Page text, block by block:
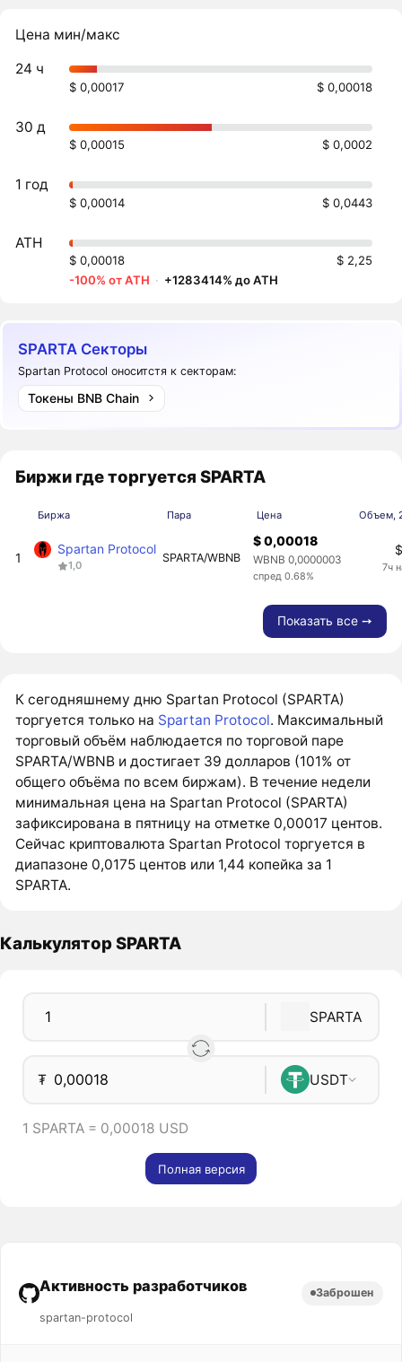
Цена мин/макс
24 ч
$ 0,00017 $ 0,00018
30 д
$ 0,00015 $ 0,0002
1 год
$ 0,00014 $ 0,0443
ATH
$ 0,00018
$ 2,25
-100% от ATH · +1283414% до ATH
SPARTA Секторы
Spartan Protocol оноситстя к секторам:
Токены BNB Chain
Биржи где торгуется SPARTA
Биржа Пара Цена Объем,
1
Spartan Protocol
1,0
SPARTA/WBNB
$ 0,00018
WBNB 0,0000003
спред 0.68%
7ч
Показать все ➙
К сегодняшнему дню Spartan Protocol (SPARTA)
торгуется только на Spartan Protocol. Максимальный
торговый объём наблюдается по торговой паре
SPARTA/WBNB и достигает 39 долларов (101% от
общего объёма по всем биржам). В течение недели
минимальная цена на Spartan Protocol (SPARTA)
зафиксирована в пятницу на отметке 0,00017 центов.
Сейчас криптовалюта Spartan Protocol торгуется в
диапазоне 0,0175 центов или 1,44 копейка за 1
SPARTA.
Калькулятор SPARTA
SPARTA
₮ USDT
1 SPARTA = 0,00018 USD
Полная версия
Активность разработчиков
spartan-protocol
Заброшен